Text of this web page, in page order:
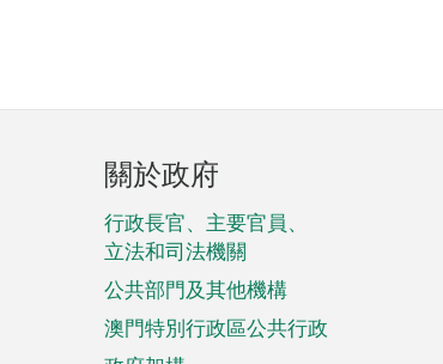
頁
腳
菜
單
關於政府
行政長官、主要官員、
立法和司法機關
公共部門及其他機構
澳門特別行政區公共行政